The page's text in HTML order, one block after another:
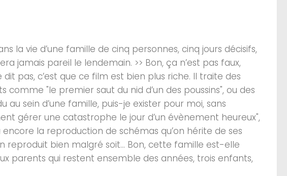
la vie d’une famille de cinq personnes, cinq jours décisifs,
jamais pareil le lendemain. >> Bon, ça n’est pas faux,
pas, c’est que ce film est bien plus riche. Il traite des
comme "le premier saut du nid d’un des poussins", ou des
sein d’une famille, puis-je exister pour moi, sans
gérer une catastrophe le jour d’un évènement heureux",
encore la reproduction de schémas qu’on hérite de ses
reproduit bien malgré soit… Bon, cette famille est-elle
parents qui restent ensemble des années, trois enfants,